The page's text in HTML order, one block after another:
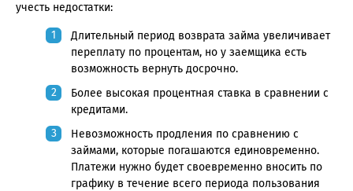
учесть недостатки:
Длительный период возврата займа увеличивает
переплату по процентам, но у заемщика есть
возможность вернуть досрочно.
Более высокая процентная ставка в сравнении с
кредитами.
Невозможность продления по сравнению с
займами, которые погашаются единовременно.
Платежи нужно будет своевременно вносить по
графику в течение всего периода пользования